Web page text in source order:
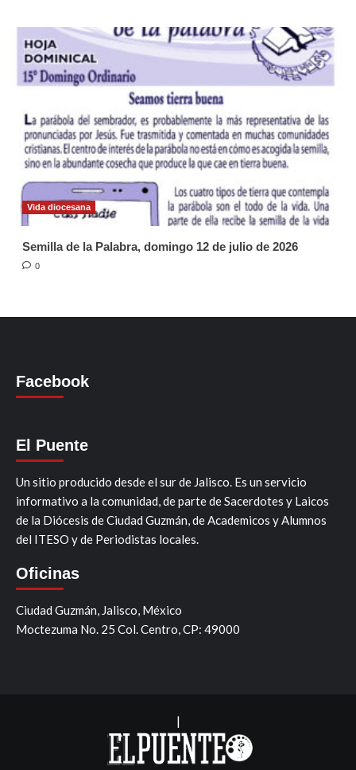
Vida diocesana
Semilla de la Palabra, domingo 12 de julio de 2026
0
Facebook
El Puente
Un sitio producido desde el sur de Jalisco. Es un servicio
informativo a la comunidad, de parte de Sacerdotes y Laicos
de la Diócesis de Ciudad Guzmán, de Academicos y Alumnos
del ITESO y de Periodistas locales.
Oficinas
Ciudad Guzmán, Jalisco, México
Moctezuma No. 25 Col. Centro, CP: 49000
|